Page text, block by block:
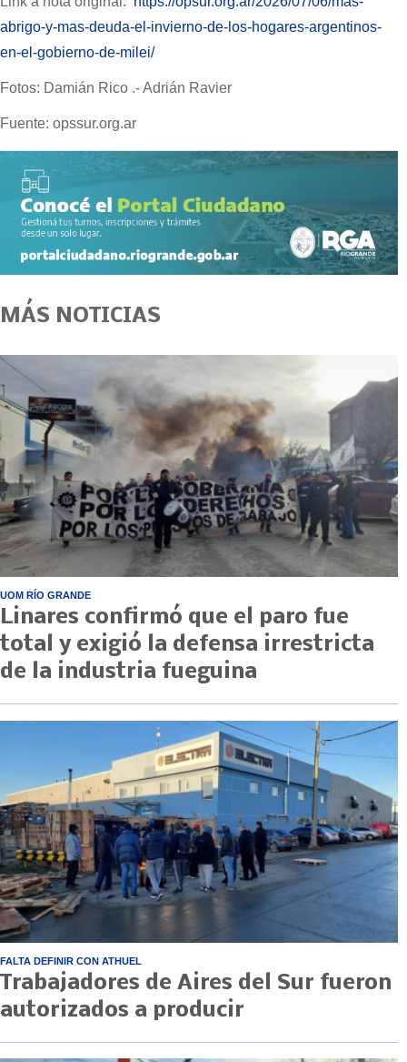
abrigo-y-mas-deuda-el-invierno-de-los-hogares-argentinos-
en-el-gobierno-de-milei/
Fotos: Damián Rico .- Adrián Ravier
Fuente: opssur.org.ar
MÁS NOTICIAS
UOM RÍO GRANDE
Linares confirmó que el paro fue
total y exigió la defensa irrestricta
de la industria fueguina
FALTA DEFINIR CON ATHUEL
Trabajadores de Aires del Sur fueron
autorizados a producir